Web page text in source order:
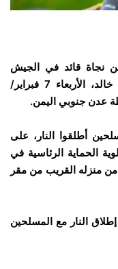
نجاة قائد في الجيش
الموالي للتحالف السعودي، العميد أمجد خالد، الأربعاء 7 فبراير/
أطلقوا النار، على
الحماية الرئاسية في
منزله القريب من مقر
النار مع المسلحين